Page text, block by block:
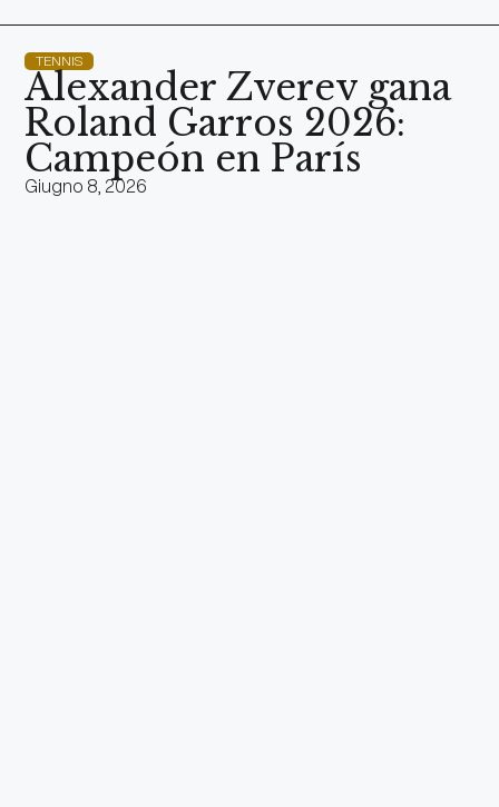
TENNIS
Alexander Zverev gana
Roland Garros 2026:
Campeón en París
Giugno 8, 2026